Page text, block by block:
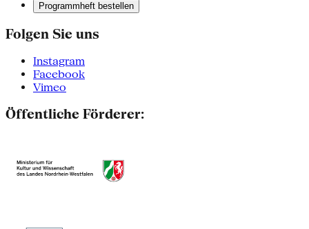
Programmheft bestellen
Folgen Sie uns
Instagram
Facebook
Vimeo
Öffentliche Förderer: